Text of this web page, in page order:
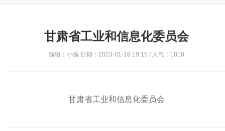
甘肃省工业和信息化委员会
编辑：小编 日期：2023-01-18 19:15 / 人气： 1018
甘肃省工业和信息化委员会